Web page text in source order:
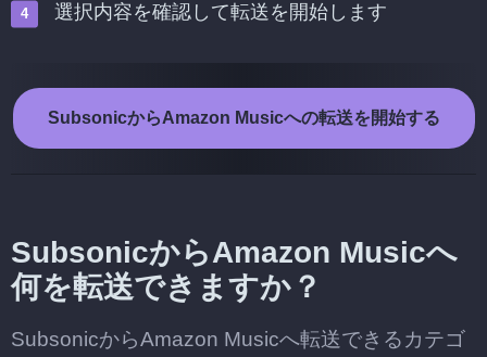
選択内容を確認して転送を開始します
SubsonicからAmazon Musicへの転送を開始する
SubsonicからAmazon Musicへ
何を転送できますか？
SubsonicからAmazon Musicへ転送できるカテゴ